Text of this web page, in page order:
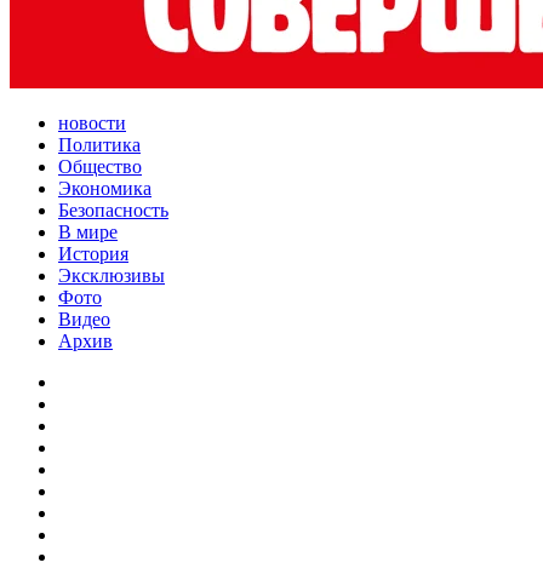
новости
Политика
Общество
Экономика
Безопасность
В мире
История
Эксклюзивы
Фото
Видео
Архив